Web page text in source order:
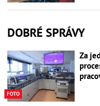
DOBRÉ SPRÁVY
FOTO
Za